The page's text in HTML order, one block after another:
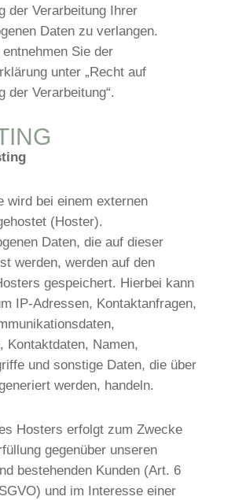
der Verarbeitung Ihrer
Daten zu verlangen.
Sie der
unter „Recht auf
der Verarbeitung“.
wird bei einem externen
(Hoster).
Daten, die auf dieser
werden, werden auf den
gespeichert. Hierbei kann
IP-Adressen, Kontaktanfragen,
Kontaktdaten, Namen,
und sonstige Daten, die über
werden, handeln.
Hosters erfolgt zum Zwecke
gegenüber unseren
bestehenden Kunden (Art. 6
und im Interesse einer